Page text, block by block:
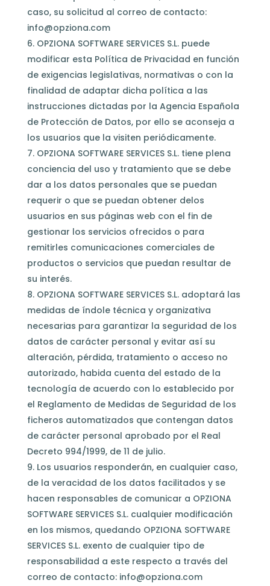
caso, su solicitud al correo de contacto:
info@opziona.com
OPZIONA SOFTWARE SERVICES S.L. puede
modificar esta Política de Privacidad en función
de exigencias legislativas, normativas o con la
finalidad de adaptar dicha política a las
instrucciones dictadas por la Agencia Española
de Protección de Datos, por ello se aconseja a
los usuarios que la visiten periódicamente.
OPZIONA SOFTWARE SERVICES S.L. tiene plena
conciencia del uso y tratamiento que se debe
dar a los datos personales que se puedan
requerir o que se puedan obtener delos
usuarios en sus páginas web con el fin de
gestionar los servicios ofrecidos o para
remitirles comunicaciones comerciales de
productos o servicios que puedan resultar de
su interés.
OPZIONA SOFTWARE SERVICES S.L. adoptará las
medidas de índole técnica y organizativa
necesarias para garantizar la seguridad de los
datos de carácter personal y evitar así su
alteración, pérdida, tratamiento o acceso no
autorizado, habida cuenta del estado de la
tecnología de acuerdo con lo establecido por
el Reglamento de Medidas de Seguridad de los
ficheros automatizados que contengan datos
de carácter personal aprobado por el Real
Decreto 994/1999, de 11 de julio.
Los usuarios responderán, en cualquier caso,
de la veracidad de los datos facilitados y se
hacen responsables de comunicar a OPZIONA
SOFTWARE SERVICES S.L. cualquier modificación
en los mismos, quedando OPZIONA SOFTWARE
SERVICES S.L. exento de cualquier tipo de
responsabilidad a este respecto a través del
correo de contacto: info@opziona.com